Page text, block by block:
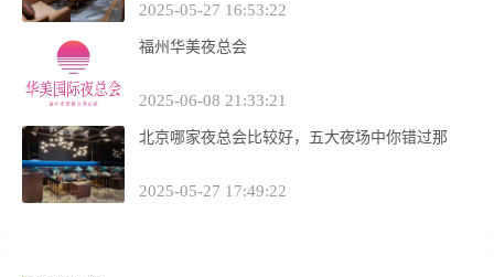
2025-05-27 16:53:22
福州华美夜总会
2025-06-08 21:33:21
北京哪家夜总会比较好，五大夜场中你错过那
2025-05-27 17:49:22